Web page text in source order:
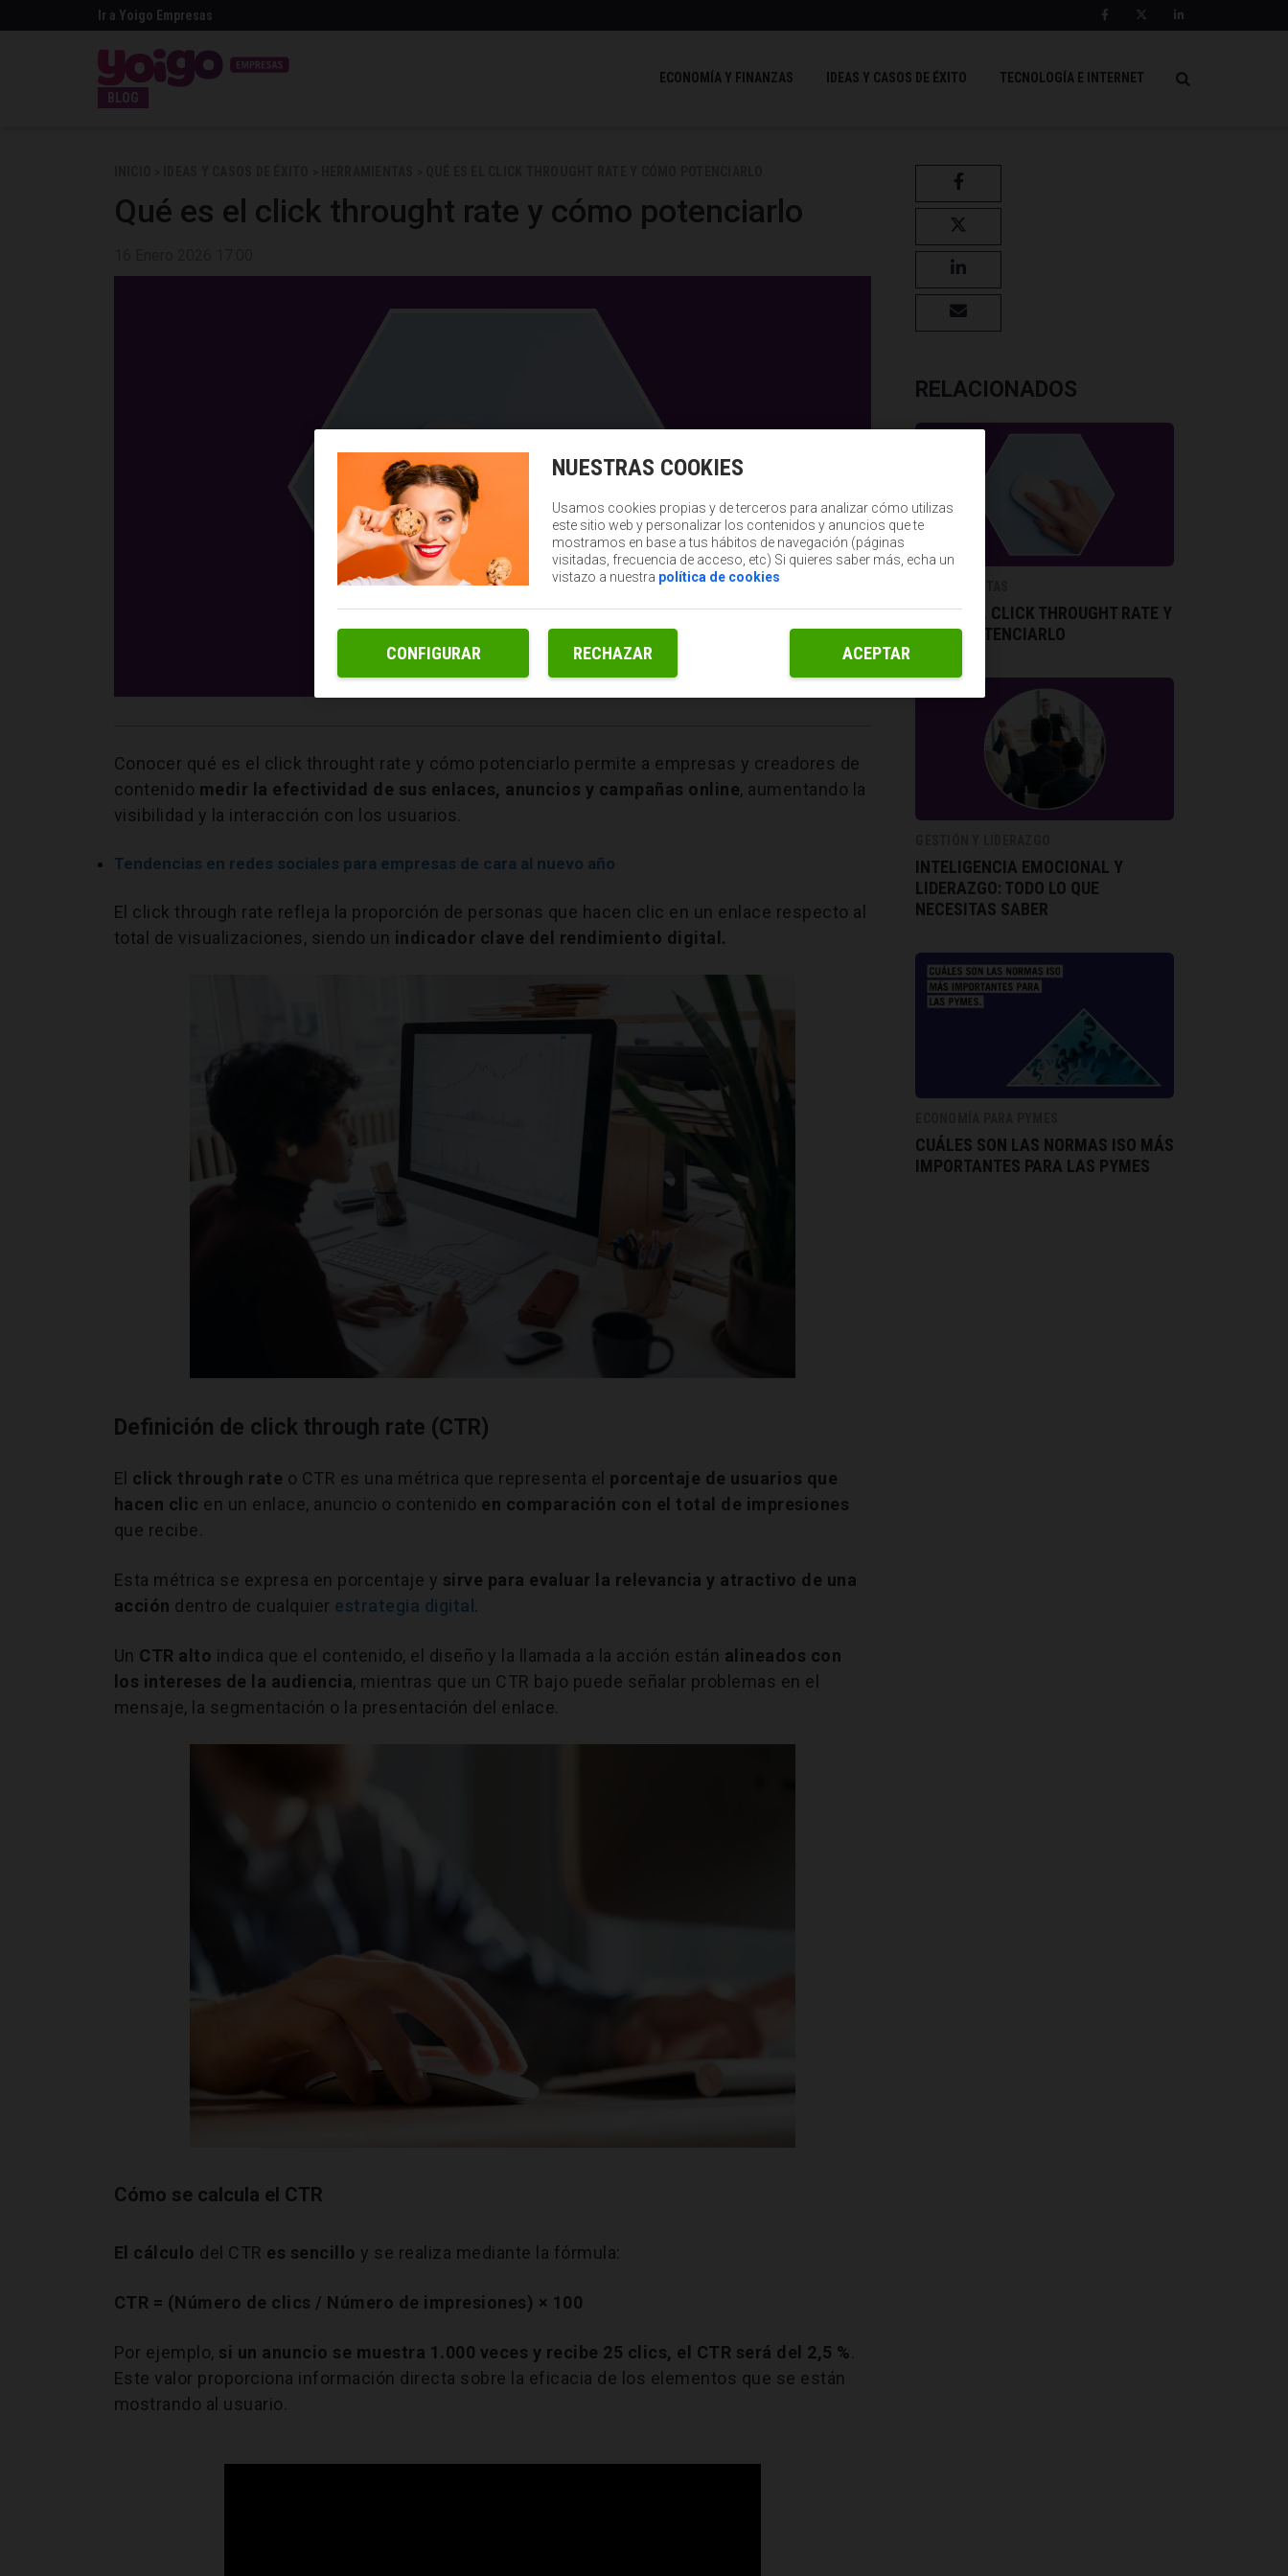
Ir a Yoigo Empresas
BLOG
ECONOMÍA Y FINANZAS IDEAS Y CASOS DE ÉXITO TECNOLOGÍA E INTERNET
Qué es el click throught rate y cómo potenciarlo
Conocer qué es el click throught rate y cómo potenciarlo permite a empresas y creadores de
contenido medir la efectividad de sus enlaces, anuncios y campañas online, aumentando la
visibilidad y la interacción con los usuarios.
Tendencias en redes sociales para empresas de cara al nuevo año
El click through rate refleja la proporción de personas que hacen clic en un enlace respecto al
total de visualizaciones, siendo un indicador clave del rendimiento digital.
Definición de click through rate (CTR)
El click through rate o CTR es una métrica que representa el porcentaje de usuarios que
hacen clic en un enlace, anuncio o contenido en comparación con el total de impresiones
que recibe.
Esta métrica se expresa en porcentaje y sirve para evaluar la relevancia y atractivo de una
acción dentro de cualquier estrategia digital .
Un CTR alto indica que el contenido, el diseño y la llamada a la acción están alineados con
los intereses de la audiencia, mientras que un CTR bajo puede señalar problemas en el
mensaje, la segmentación o la presentación del enlace.
Cómo se calcula el CTR
El cálculo del CTR es sencillo y se realiza mediante la fórmula:
CTR = (Número de clics / Número de impresiones) × 100
Por ejemplo, si un anuncio se muestra 1.000 veces y recibe 25 clics, el CTR será del 2,5 %.
Este valor proporciona información directa sobre la eficacia de los elementos que se están
mostrando al usuario.
RELACIONADOS
QUÉ ES EL CLICK THROUGHT RATE Y
CÓMO POTENCIARLO
INTELIGENCIA EMOCIONAL Y
LIDERAZGO: TODO LO QUE
NECESITAS SABER
CUÁLES SON LAS NORMAS ISO MÁS
IMPORTANTES PARA LAS PYMES
NUESTRAS COOKIES
Usamos cookies propias y de terceros para analizar cómo utilizas
este sitio web y personalizar los contenidos y anuncios que te
mostramos en base a tus hábitos de navegación (páginas
visitadas, frecuencia de acceso, etc) Si quieres saber más, echa un
vistazo a nuestra política de cookies
RECHAZAR ACEPTAR
CONFIGURAR